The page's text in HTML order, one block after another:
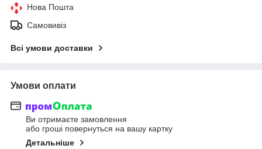
Нова Пошта
Самовивіз
Всі умови доставки
Умови оплати
Ви отримаєте замовлення
або гроші повернуться на вашу картку
Детальніше